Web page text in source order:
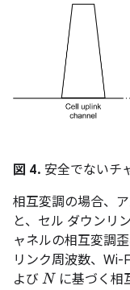
図 4. 安全でないチ
相互変調の場合、
と、セル ダウンリ
ャネルの相互変調
リンク周波数、Wi-
よび N に基づく相